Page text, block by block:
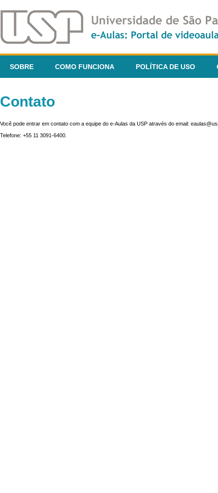
SOBRE COMO FUNCIONA POLÍTICA DE USO
Contato
Você pode entrar em contato com a equipe do e-Aulas da USP através do email:
Telefone: +55 11 3091-6400.